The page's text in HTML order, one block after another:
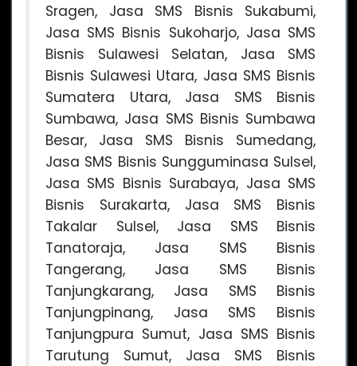
Sragen, Jasa SMS Bisnis Sukabumi,
Jasa SMS Bisnis Sukoharjo, Jasa SMS
Bisnis Sulawesi Selatan, Jasa SMS
Bisnis Sulawesi Utara, Jasa SMS Bisnis
Sumatera Utara, Jasa SMS Bisnis
Sumbawa, Jasa SMS Bisnis Sumbawa
Besar, Jasa SMS Bisnis Sumedang,
Jasa SMS Bisnis Sungguminasa Sulsel,
Jasa SMS Bisnis Surabaya, Jasa SMS
Bisnis Surakarta, Jasa SMS Bisnis
Takalar Sulsel, Jasa SMS Bisnis
Tanatoraja, Jasa SMS Bisnis
Tangerang, Jasa SMS Bisnis
Tanjungkarang, Jasa SMS Bisnis
Tanjungpinang, Jasa SMS Bisnis
Tanjungpura Sumut, Jasa SMS Bisnis
Tarutung Sumut, Jasa SMS Bisnis